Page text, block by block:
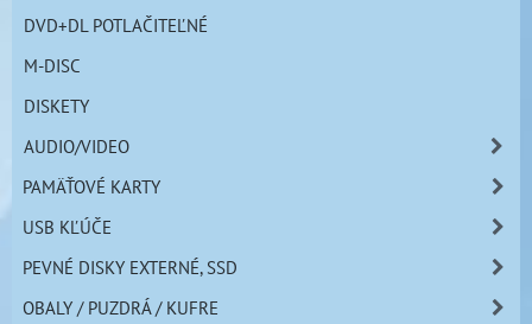
DVD+DL POTLAČITEĽNÉ
M-DISC
DISKETY
AUDIO/VIDEO
PAMÄŤOVÉ KARTY
USB KĽÚČE
PEVNÉ DISKY EXTERNÉ, SSD
OBALY / PUZDRÁ / KUFRE